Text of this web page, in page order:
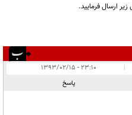
ارسال فرمایید.
|
۲۳:۱۰ - ۱۳۹۳/۰۲/۱۵
پاسخ